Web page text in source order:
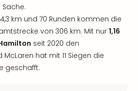
km und 70 Runden kommen die
von 306 km. Mit nur 1,16
seit 2020 den
McLaren hat mit 11 Siegen die
geschafft.